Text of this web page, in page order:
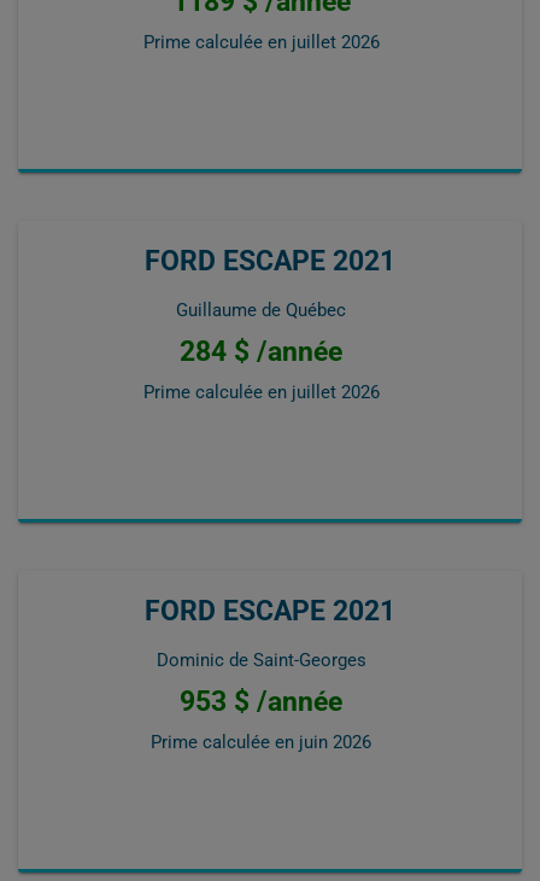
Prime calculée en juillet 2026
FORD ESCAPE 2021
Guillaume de Québec
284 $ /année
Prime calculée en juillet 2026
FORD ESCAPE 2021
Dominic de Saint-Georges
953 $ /année
Prime calculée en juin 2026